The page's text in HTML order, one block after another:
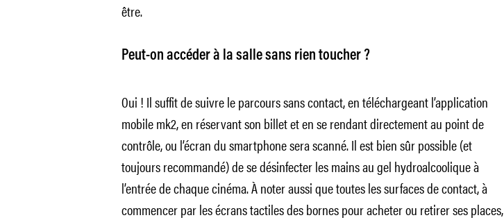
être.
Peut-on accéder à la salle sans rien toucher ?
Oui ! Il suffit de suivre le parcours sans contact, en téléchargeant l’application
mobile mk2, en réservant son billet et en se rendant directement au point de
contrôle, ou l’écran du smartphone sera scanné. Il est bien sûr possible (et
toujours recommandé) de se désinfecter les mains au gel hydroalcoolique à
l’entrée de chaque cinéma. À noter aussi que toutes les surfaces de contact, à
commencer par les écrans tactiles des bornes pour acheter ou retirer ses places,